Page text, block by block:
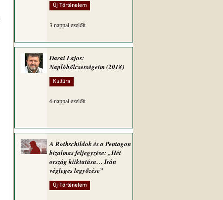
Új Történelem
3 nappal ezelőtt
Darai Lajos:
Naplóbölcsességeim (2018)
Kultúra
6 nappal ezelőtt
A Rothschildok és a Pentagon
bizalmas feljegyzése: „Hét
ország kiiktatása… Irán
végleges legyőzése”
Új Történelem